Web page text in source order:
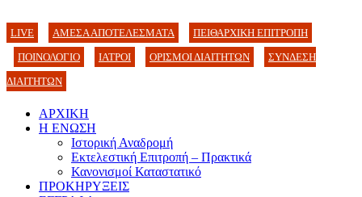
LIVE ΑΜΕΣΑ ΑΠΟΤΕΛΕΣΜΑΤΑ
ΠΕΙΘΑΡΧΙΚΗ ΕΠΙΤΡΟΠΗ
ΠΟΙΝΟΛΟΓΙΟ
ΙΑΤΡΟΙ ΟΡΙΣΜΟΙ ΔΙΑΙΤΗΤΩΝ
ΣΥΝΔΕΣΗ
ΔΙΑΙΤΗΤΩΝ
ΑΡΧΙΚΗ
Η ΕΝΩΣΗ
Ιστορική Αναδρομή
Εκτελεστική Επιτροπή – Πρακτικά
Κανονισμοί Καταστατικό
ΠΡΟΚΗΡΥΞΕΙΣ